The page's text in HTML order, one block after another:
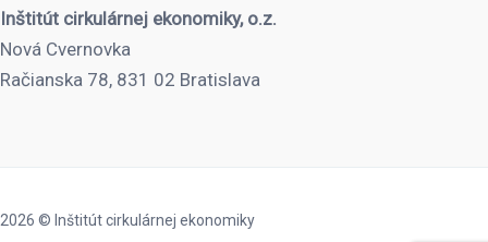
Inštitút cirkulárnej ekonomiky, o.z.
Nová Cvernovka
Račianska 78, 831 02 Bratislava
2026 © Inštitút cirkulárnej ekonomiky